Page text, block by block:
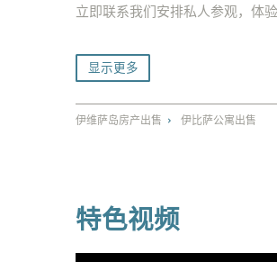
立即联系我们安排私人参观，体
显示更多
伊维萨岛房产出售⌃ 伊比萨公寓出售
特色视频